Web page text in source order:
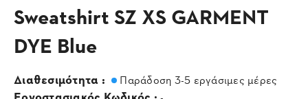
Sweatshirt SZ XS GARMENT
DYE Blue
Διαθεσιμότητα : Παράδοση 3-5 εργάσιμες μέρες